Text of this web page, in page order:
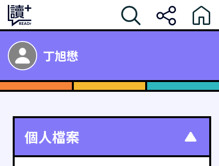
丁旭懋
個人檔案